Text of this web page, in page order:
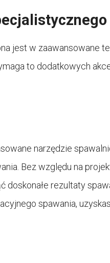
jest w zaawansowane
to dodatkowych
narzędzie
Bez względu na
doskonałe rezultaty
spawania,